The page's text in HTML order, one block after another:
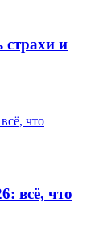
и
всё, что